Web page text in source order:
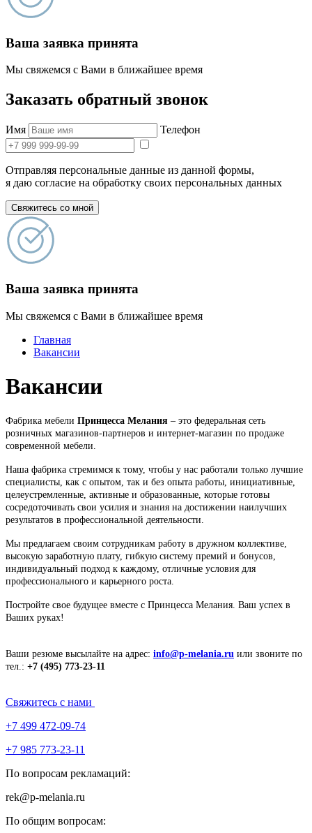
Ваша заявка принята
Мы свяжемся с Вами в ближайшее время
Заказать обратный звонок
Имя Телефон
Отправляя персональные данные из данной формы,
я даю согласие на обработку своих персональных данных
Свяжитесь со мной
Ваша заявка принята
Мы свяжемся с Вами в ближайшее время
Главная
Вакансии
Вакансии
Фабрика мебели Принцесса Мелания – это федеральная сеть
розничных магазинов-партнеров и интернет-магазин по продаже
современной мебели.
Наша фабрика стремимся к тому, чтобы у нас работали только лучшие
специалисты, как с опытом, так и без опыта работы, инициативные,
целеустремленные, активные и образованные, которые готовы
сосредоточивать свои усилия и знания на достижении наилучших
результатов в профессиональной деятельности.
Мы предлагаем своим сотрудникам работу в дружном коллективе,
высокую заработную плату, гибкую систему премий и бонусов,
индивидуальный подход к каждому, отличные условия для
профессионального и карьерного роста.
Постройте свое будущее вместе с Принцесса Мелания. Ваш успех в
Ваших руках!
Ваши резюме высылайте на адрес: info@p-melania.ru или звоните по
тел.: +7 (495) 773-23-11
Свяжитесь с нами
+7 499 472-09-74
+7 985 773-23-11
По вопросам рекламаций:
rek@p-melania.ru
По общим вопросам: